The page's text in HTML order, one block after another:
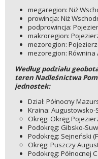
megaregion: Niż
prowincja: Niż
podprowincja:
makroregion:
mezoregion:
mezoregion: Równina
Według podziału
teren Nadleśnictwa
jednostek:
Dział: Północny
Kraina: Augustowsko-
Okręg: Okręg
Podokręg: Gibsko-
Podokręg: Sejneński
Okręg: Puszczy
Podokręg: Północnej